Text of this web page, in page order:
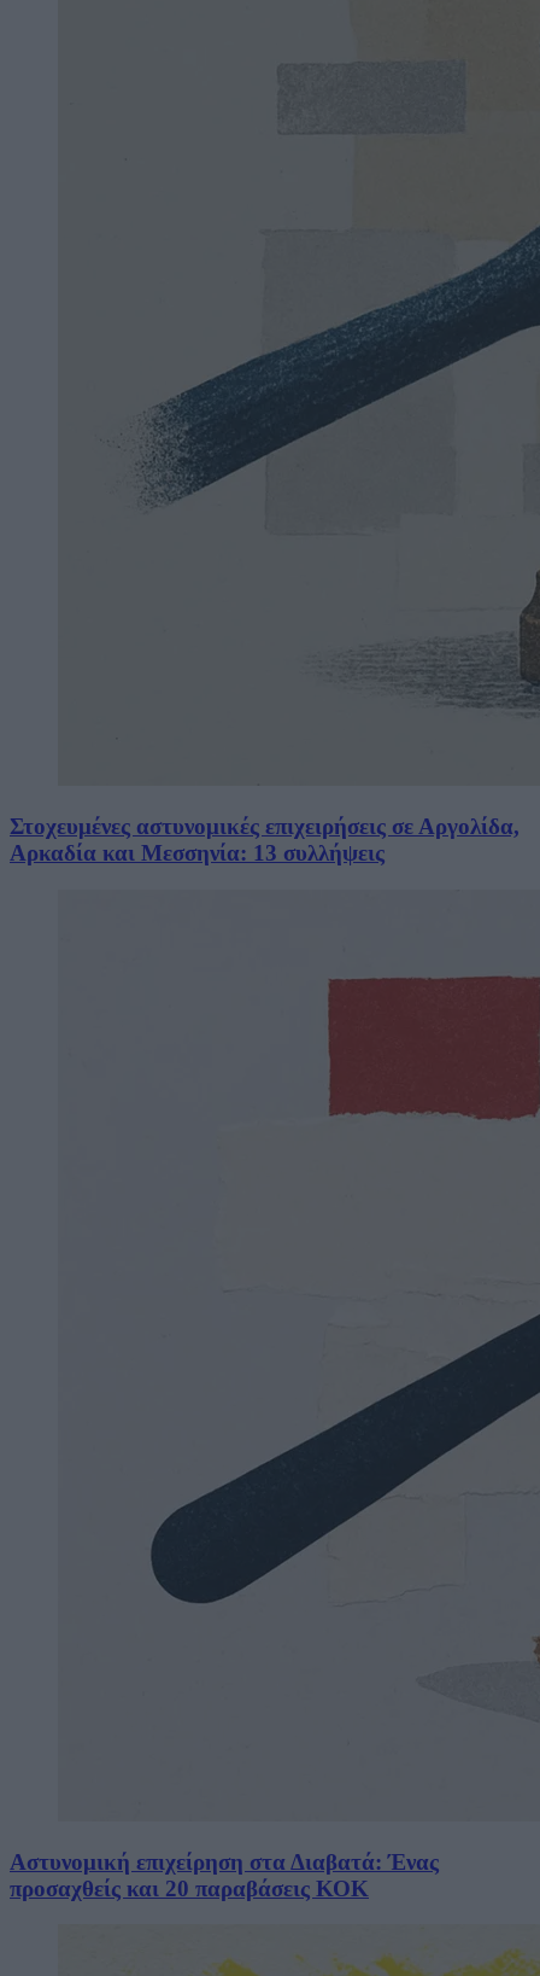
Στοχευμένες αστυνομικές επιχειρήσεις σε Αργολίδα,
Αρκαδία και Μεσσηνία: 13 συλλήψεις
Αστυνομική επιχείρηση στα Διαβατά: Ένας
προσαχθείς και 20 παραβάσεις ΚΟΚ